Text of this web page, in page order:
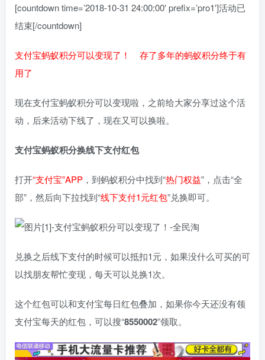
[countdown time=’2018-10-31 24:00:00′ prefix=’pro1′]活动已
结束[/countdown]
支付宝蚂蚁积分可以变现了！ 存了多年的蚂蚁积分终于有
用了
现在支付宝蚂蚁积分可以变现啦，之前给大家分享过这个活
动，后来活动下线了，现在又可以换啦。
支付宝蚂蚁积分换线下支付红包
打开“支付宝”APP ，到蚂蚁积分中找到“热门权益”，点击“全
部”，然后向下拉找到“线下支付1元红包”兑换即可。
兑换之后线下支付的时候可以抵扣1元，如果没什么可买的可
以找朋友帮忙变现，每天可以兑换1次。
这个红包可以和支付宝每日红包叠加，如果你今天还没有领
支付宝每天的红包，可以搜“8550002”领取。